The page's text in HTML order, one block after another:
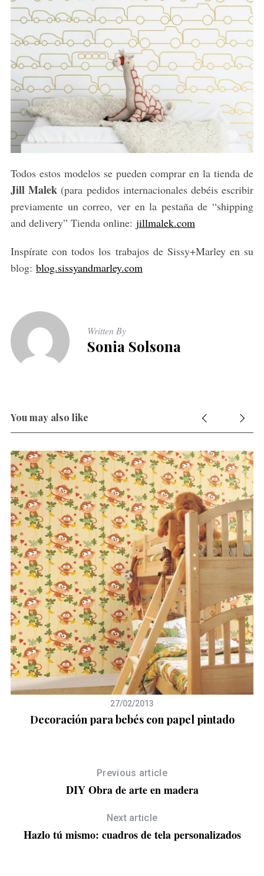
Todos estos modelos se pueden comprar en la tienda de
Jill Malek (para pedidos internacionales debéis escribir
previamente un correo, ver en la pestaña de “shipping
and delivery” Tienda online: jillmalek.com
Inspírate con todos los trabajos de Sissy+Marley en su
blog: blog.sissyandmarley.com
Written By
Sonia Solsona
You may also like
27/02/2013
Decoración para bebés con papel pintado
Previous article
DIY Obra de arte en madera
Next article
Hazlo tú mismo: cuadros de tela personalizados